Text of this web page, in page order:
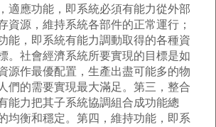
適應功能，即系統必須有能力從外部
資源，維持系統各部件的正常運行；
能，即系統有能力調動取得的各種資
。社會經濟系統所要實現的目標是如
源作最優配置，生產出盡可能多的物
們的需要實現最大滿足。第三，整合
能力把其子系統協調組合成功能總
均衡和穩定。第四，維持功能，即系